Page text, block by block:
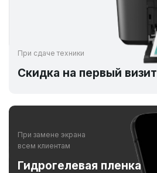
При сдаче техники
Скидка на первый визит
При замене экрана
всем клиентам
Гидрогелевая пленка